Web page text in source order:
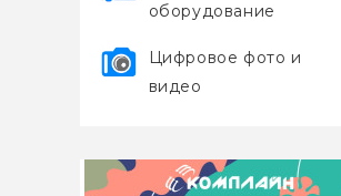
оборудование
Цифровое фото и
видео